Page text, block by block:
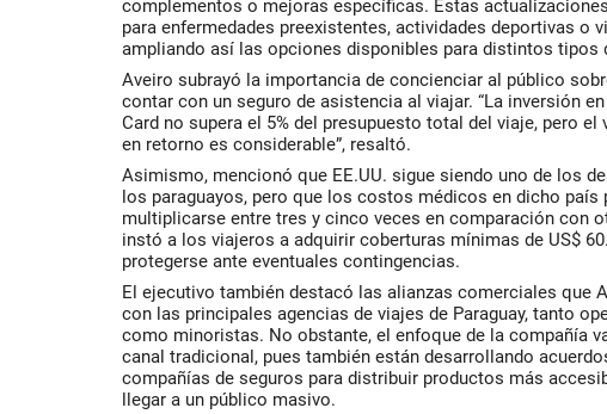
complementos o mejoras específicas. Estas
para enfermedades preexistentes, actividades deportivas o
ampliando así las opciones disponibles para distintos tipos
Aveiro subrayó la importancia de concienciar al público
contar con un seguro de asistencia al viajar. “La inversión
Card no supera el 5% del presupuesto total del viaje, pero el
en retorno es considerable”, resaltó.
Asimismo, mencionó que EE.UU. sigue siendo uno de los
los paraguayos, pero que los costos médicos en dicho país
multiplicarse entre tres y cinco veces en comparación con
instó a los viajeros a adquirir coberturas mínimas de US$
protegerse ante eventuales contingencias.
El ejecutivo también destacó las alianzas comerciales que
con las principales agencias de viajes de Paraguay, tanto
como minoristas. No obstante, el enfoque de la compañía
canal tradicional, pues también están desarrollando
compañías de seguros para distribuir productos más
llegar a un público masivo.